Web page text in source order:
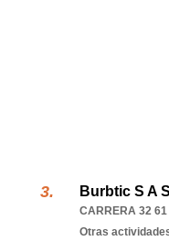
Burbtic S A S
CARRERA 32
Otras